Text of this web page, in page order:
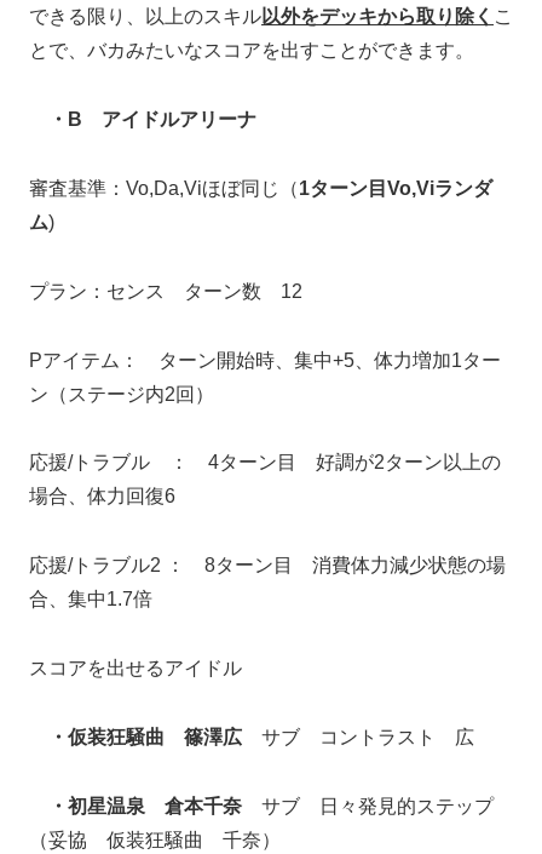
できる限り、以上のスキル以外をデッキから取り除く こ
とで、バカみたいなスコアを出すことができます。
・B アイドルアリーナ
審査基準：Vo,Da,Viほぼ同じ（1ターン目Vo,Viランダ
ム)
プラン：センス ターン数 12
Pアイテム： ターン開始時、集中+5、体力増加1ター
ン（ステージ内2回）
応援/トラブル ： 4ターン目 好調が2ターン以上の
場合、体力回復6
応援/トラブル2 ： 8ターン目 消費体力減少状態の場
合、集中1.7倍
スコアを出せるアイドル
・仮装狂騒曲 篠澤広 サブ コントラスト 広
・初星温泉 倉本千奈 サブ 日々発見的ステップ
（妥協 仮装狂騒曲 千奈）